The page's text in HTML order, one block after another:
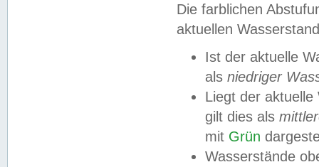
Die farblichen
aktuellen
Ist der aktuelle
als niedriger
Liegt der
gilt dies als
mit Grün
Wasserstände